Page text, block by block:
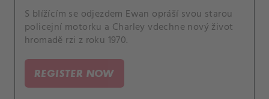
S blížícím se odjezdem Ewan opráší svou starou
policejní motorku a Charley vdechne nový život
hromadě rzi z roku 1970.
REGISTER NOW